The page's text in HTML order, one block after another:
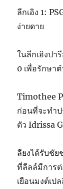
ลีกเอิง 1:
ง่ายดาย
ในลีกเอิงป
0 เพื่อรักษา
Timothee
ก่อนที่จะทำ
ตัว Idrissa
ลียงได้รับชั
ที่ลีลล์มีการ
เยือนมงต์เป